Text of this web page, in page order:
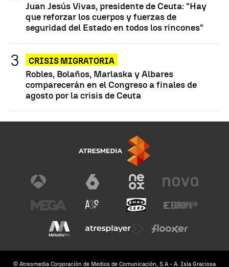
Juan Jesús Vivas, presidente de Ceuta: "Hay
que reforzar los cuerpos y fuerzas de
seguridad del Estado en todos los rincones"
CRISIS MIGRATORIA
Robles, Bolaños, Marlaska y Albares
comparecerán en el Congreso a finales de
agosto por la crisis de Ceuta
© Atresmedia Corporación de Medios de Comunicación, S.A - A. Isla Graciosa